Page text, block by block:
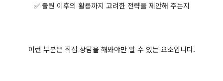
✅ 출원 이후의 활용까지 고려한 전략을 제안해 주는지
이런 부분은 직접 상담을 해봐야만 알 수 있는 요소입니다.